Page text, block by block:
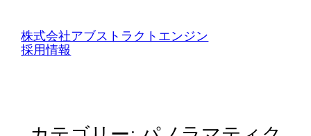
株式会社アブストラクトエンジン
採用情報